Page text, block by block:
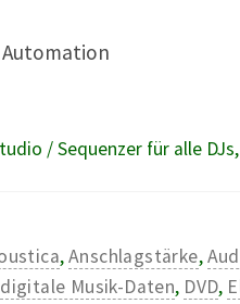
/ Sequenzer für alle
,Anschlagstärke,
digitale Musik-Daten, DVD,